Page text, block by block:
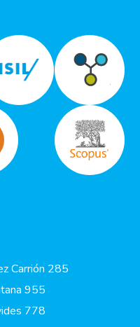
Carrión 285
955
778